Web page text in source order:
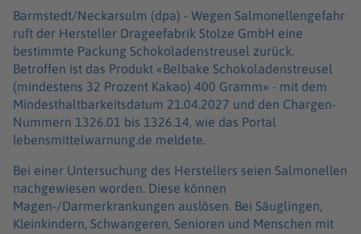
Barmstedt/Neckarsulm (dpa) - Wegen Salmonellengefahr
ruft der Hersteller Drageefabrik Stolze GmbH eine
bestimmte Packung Schokoladenstreusel zurück.
Betroffen ist das Produkt «Belbake Schokoladenstreusel
(mindestens 32 Prozent Kakao) 400 Gramm» - mit dem
Mindesthaltbarkeitsdatum 21.04.2027 und den Chargen-
Nummern 1326.01 bis 1326.14, wie das Portal
lebensmittelwarnung.de meldete.
Bei einer Untersuchung des Herstellers seien Salmonellen
nachgewiesen worden. Diese können
Magen-/Darmerkrankungen auslösen. Bei Säuglingen,
Kleinkindern, Schwangeren, Senioren und Menschen mit